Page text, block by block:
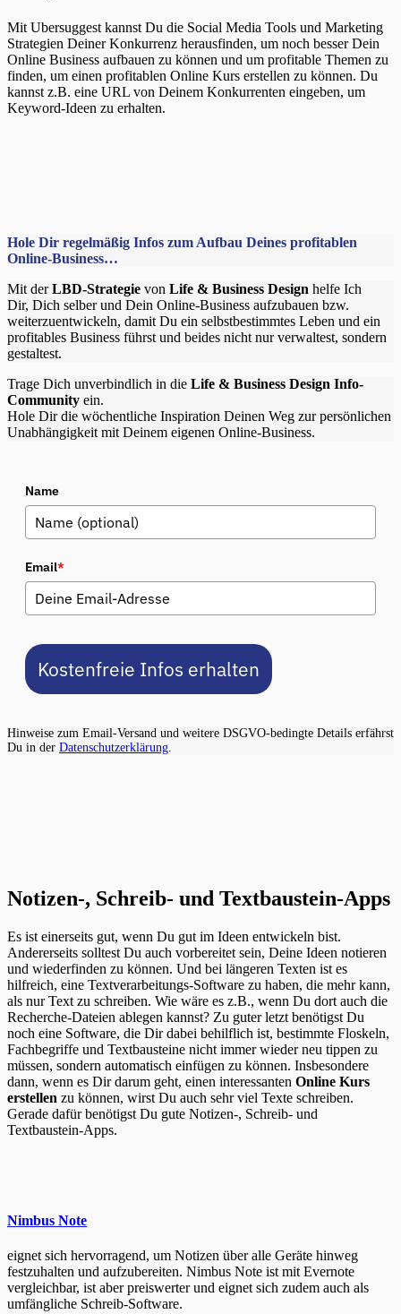
Mit Ubersuggest kannst Du die Social Media Tools und Marketing
Strategien Deiner Konkurrenz herausfinden, um noch besser Dein
Online Business aufbauen zu können und um profitable Themen zu
finden, um einen profitablen Online Kurs erstellen zu können. Du
kannst z.B. eine URL von Deinem Konkurrenten eingeben, um
Keyword-Ideen zu erhalten.
Hole Dir regelmäßig Infos zum Aufbau Deines profitablen
Online-Business…
Mit derLBD-Strategie von Life & Business Design helfe Ich
Dir, Dich selber und Dein Online-Business aufzubauen bzw.
weiterzuentwickeln, damit Du ein selbstbestimmtes Leben und ein
profitables Business führst und beides nicht nur verwaltest, sondern
gestaltest.
Trage Dich unverbindlich in die Life & Business Design Info-
Community ein.
Hole Dir die wöchentliche Inspiration Deinen Weg zur persönlichen
Unabhängigkeit mit Deinem eigenen Online-Business.
Name
Email*
Kostenfreie Infos erhalten
Hinweise zum Email-Versand und weitere DSGVO-bedingte Details erfährst
Du in der Datenschutzerklärung
Notizen-, Schreib- und Textbaustein-Apps
Es ist einerseits gut, wenn Du gut im Ideen entwickeln bist.
Andererseits solltest Du auch vorbereitet sein, Deine Ideen notieren
und wiederfinden zu können. Und bei längeren Texten ist es
hilfreich, eine Textverarbeitungs-Software zu haben, die mehr kann,
als nur Text zu schreiben. Wie wäre es z.B., wenn Du dort auch die
Recherche-Dateien ablegen kannst? Zu guter letzt benötigst Du
noch eine Software, die Dir dabei behilflich ist, bestimmte Floskeln,
Fachbegriffe und Textbausteine nicht immer wieder neu tippen zu
müssen, sondern automatisch einfügen zu können. Insbesondere
dann, wenn es Dir darum geht, einen interessanten Online Kurs
erstellen zu können, wirst Du auch sehr viel Texte schreiben.
Gerade dafür benötigst Du gute Notizen-, Schreib- und
Textbaustein-Apps.
Nimbus Note
eignet sich hervorragend, um Notizen über alle Geräte hinweg
festzuhalten und aufzubereiten. Nimbus Note ist mit Evernote
vergleichbar, ist aber preiswerter und eignet sich zudem auch als
umfängliche Schreib-Software.